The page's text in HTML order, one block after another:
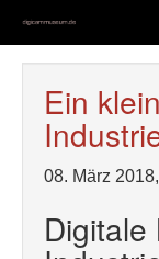
springen
Ein
08. März 2018,
Digitale